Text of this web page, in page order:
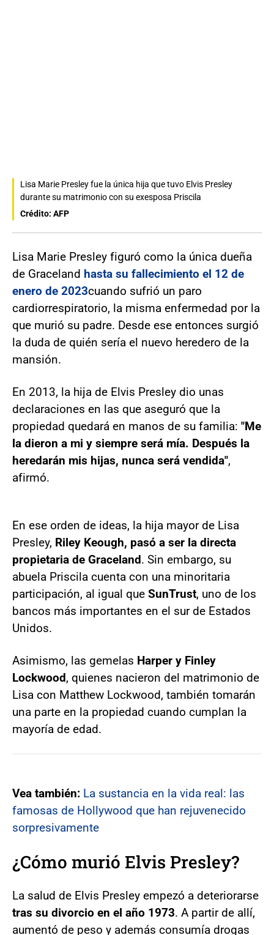
Lisa Marie Presley fue la única hija que tuvo Elvis Presley
durante su matrimonio con su exesposa Priscila
Crédito: AFP
Lisa Marie Presley figuró como la única dueña
de Graceland hasta su fallecimiento el 12 de
enero de 2023cuando sufrió un paro
cardiorrespiratorio, la misma enfermedad por la
que murió su padre. Desde ese entonces surgió
la duda de quién sería el nuevo heredero de la
mansión.
En 2013, la hija de Elvis Presley dio unas
declaraciones en las que aseguró que la
propiedad quedará en manos de su familia: "Me
la dieron a mi y siempre será mía. Después la
heredarán mis hijas, nunca será vendida",
afirmó.
En ese orden de ideas, la hija mayor de Lisa
Presley, Riley Keough, pasó a ser la directa
propietaria de Graceland. Sin embargo, su
abuela Priscila cuenta con una minoritaria
participación, al igual que SunTrust, uno de los
bancos más importantes en el sur de Estados
Unidos.
Asimismo, las gemelas Harper y Finley
Lockwood, quienes nacieron del matrimonio de
Lisa con Matthew Lockwood, también tomarán
una parte en la propiedad cuando cumplan la
mayoría de edad.
Vea también: La sustancia en la vida real: las
famosas de Hollywood que han rejuvenecido
sorpresivamente
¿Cómo murió Elvis Presley?
La salud de Elvis Presley empezó a deteriorarse
tras su divorcio en el año 1973. A partir de allí,
aumentó de peso y además consumía drogas